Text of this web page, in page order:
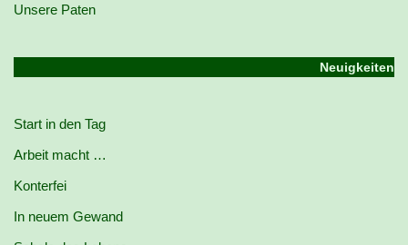
Unsere Paten
Neuigkeiten
Start in den Tag
Arbeit macht …
Konterfei
In neuem Gewand